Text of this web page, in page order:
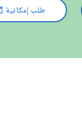
طلب إمكانية